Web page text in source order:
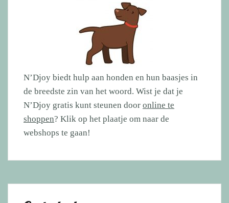
N’Djoy biedt hulp aan honden en hun baasjes in
de breedste zin van het woord. Wist je dat je
N’Djoy gratis kunt steunen door online te
shoppen? Klik op het plaatje om naar de
webshops te gaan!